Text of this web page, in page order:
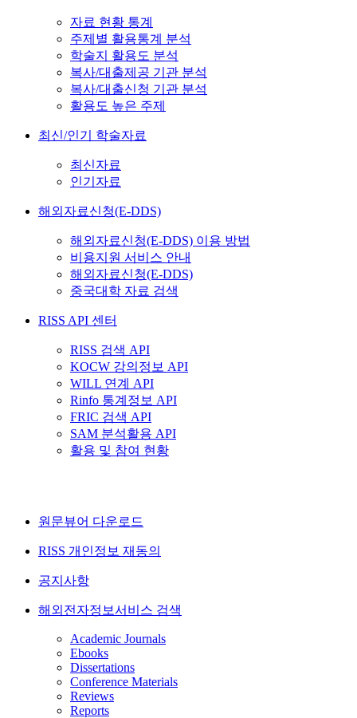
자료 현황 통계
주제별 활용통계 분석
학술지 활용도 분석
복사/대출제공 기관 분석
복사/대출신청 기관 분석
활용도 높은 주제
최신/인기 학술자료
최신자료
인기자료
해외자료신청(E-DDS)
해외자료신청(E-DDS) 이용 방법
비용지원 서비스 안내
해외자료신청(E-DDS)
중국대학 자료 검색
RISS API 센터
RISS 검색 API
KOCW 강의정보 API
WILL 연계 API
Rinfo 통계정보 API
FRIC 검색 API
SAM 분석활용 API
활용 및 참여 현황
원문뷰어 다운로드
RISS 개인정보 재동의
공지사항
해외전자정보서비스 검색
Academic Journals
Ebooks
Dissertations
Conference Materials
Reviews
Reports